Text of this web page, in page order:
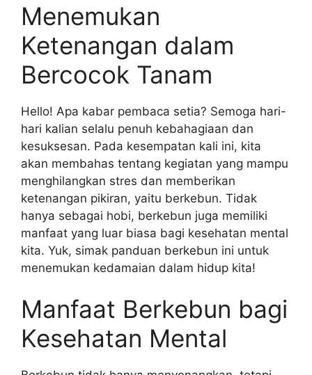
Menemukan
Ketenangan dalam
Bercocok Tanam
Hello! Apa kabar pembaca setia? Semoga hari-
hari kalian selalu penuh kebahagiaan dan
kesuksesan. Pada kesempatan kali ini, kita
akan membahas tentang kegiatan yang mampu
menghilangkan stres dan memberikan
ketenangan pikiran, yaitu berkebun. Tidak
hanya sebagai hobi, berkebun juga memiliki
manfaat yang luar biasa bagi kesehatan mental
kita. Yuk, simak panduan berkebun ini untuk
menemukan kedamaian dalam hidup kita!
Manfaat Berkebun bagi
Kesehatan Mental